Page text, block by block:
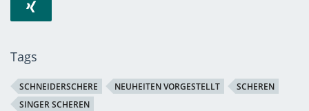
Tags
SCHNEIDERSCHERE NEUHEITEN VORGESTELLT
SCHEREN
SINGER SCHEREN